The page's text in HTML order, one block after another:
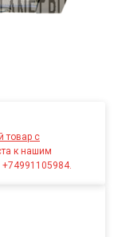
товар с
к нашим